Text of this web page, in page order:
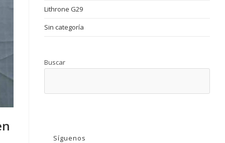
Lithrone G29
Sin categoría
Buscar
Síguenos